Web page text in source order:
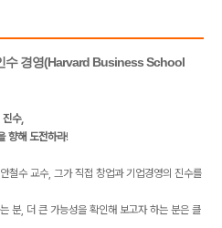
수 경영(Harvard Business School
진수,
향해 도전하라!
철수 교수, 그가 직접 창업과 기업경영의 진수를
분, 더 큰 가능성을 확인해 보고자 하는 분은 클